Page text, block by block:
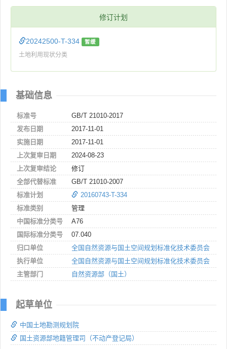
修订计划
20242500-T-334 暂缓
土地利用现状分类
基础信息
标准号
GB/T 21010-2017
发布日期
2017-11-01
实施日期
2017-11-01
上次复审日期
2024-08-23
上次复审结论
修订
全部代替标准
GB/T 21010-2007
标准计划
20160743-T-334
标准类别
管理
中国标准分类号
A76
国际标准分类号
07.040
归口单位
全国自然资源与国土空间规划标准化技术委员会
执行单位
全国自然资源与国土空间规划标准化技术委员会
主管部门
自然资源部（国土）
起草单位
中国土地勘测规划院
国土资源部地籍管理司（不动产登记局）